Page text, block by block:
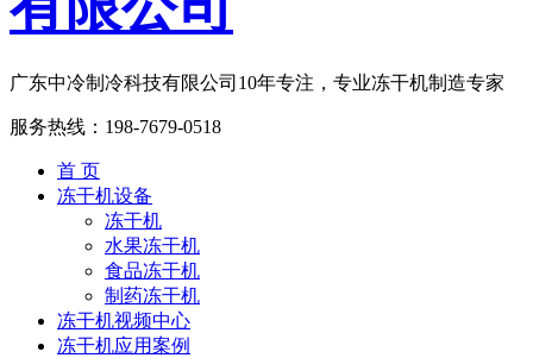
广东中冷制冷科技有限公司 10年专注，专业冻干机制造专家
服务热线： 198-7679-0518
首 页
冻干机设备
冻干机
水果冻干机
食品冻干机
制药冻干机
冻干机视频中心
冻干机应用案例